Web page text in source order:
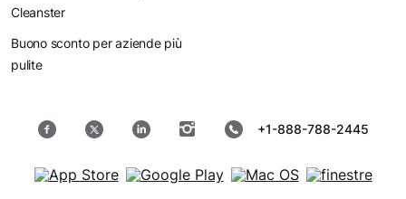
Cleanster
Buono sconto per aziende più
pulite
+1-888-788-2445